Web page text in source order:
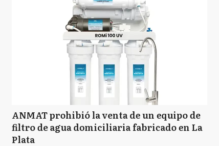
ANMAT prohibió la venta de un equipo de
filtro de agua domiciliaria fabricado en La
Plata